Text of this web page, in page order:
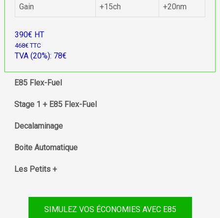
Gain +15ch +20nm
390€ HT
468€ TTC
TVA (20%): 78€
E85 Flex-Fuel
Stage 1 + E85 Flex-Fuel
Decalaminage
Boite Automatique
Les Petits +
SIMULEZ VOS ÉCONOMIES AVEC E85